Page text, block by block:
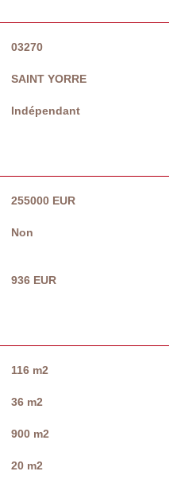
03270
SAINT YORRE
Indépendant
255000 EUR
Non
936 EUR
116 m2
36 m2
900 m2
20 m2